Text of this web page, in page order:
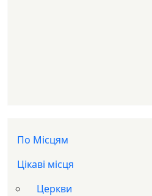
Доп меню
По Місцям
Цікаві місця
Церкви